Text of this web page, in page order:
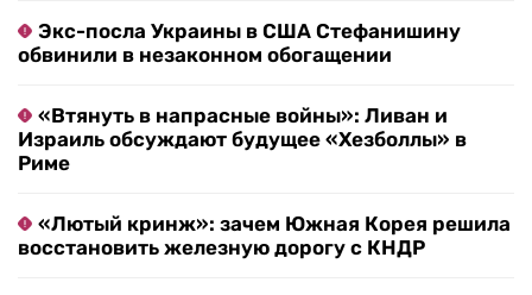
Экс-посла Украины в США Стефанишину
обвинили в незаконном обогащении
«Втянуть в напрасные войны»: Ливан и
Израиль обсуждают будущее «Хезболлы» в
Риме
«Лютый кринж»: зачем Южная Корея решила
восстановить железную дорогу с КНДР